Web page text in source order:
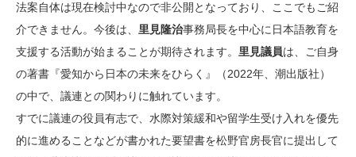
法案自体は現在検討中なので非公開となっており、ここでもご紹
介できません。今後は、 里見隆治事務局長を中心に日本語教育を
支援する活動が始まることが期待されます。 里見議員は、ご自身
の著書『愛知から日本の未来をひらく』（2022年、潮出版社）
の中で、議連との関わりに触れています。
すでに議連の役員有志で、水際対策緩和や留学生受け入れを優先
的に進めることなどが書かれた要望書を松野官房長官に提出して